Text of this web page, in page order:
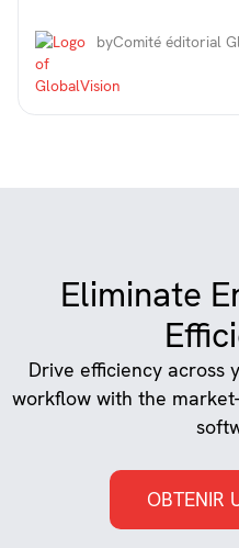
byComité éditorial
Eliminate
Drive efficiency across
workflow with the
OBTENIR